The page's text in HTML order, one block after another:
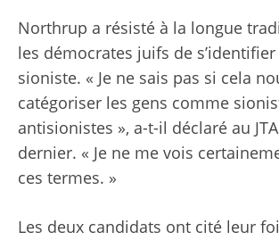
Northrup a résisté à la longue
les démocrates juifs de
sioniste. « Je ne sais pas si cela
catégoriser les gens comme
antisionistes », a-t-il déclaré au
dernier. « Je ne me vois
ces termes. »
Les deux candidats ont cité leur